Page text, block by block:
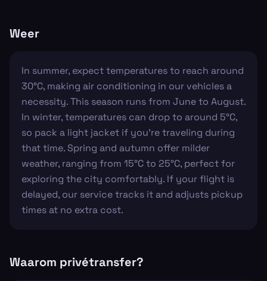
Weer
In summer, expect temperatures to reach around
30°C, making air conditioning in our vehicles a
necessity. This season runs from June to August.
In winter, temperatures can drop to around 5°C,
so pack a light jacket if you're traveling during
that time. Spring and autumn offer milder
weather, ranging from 15°C to 25°C, perfect for
exploring the city comfortably. If your flight is
delayed, our service tracks it and adjusts pickup
times at no extra cost.
Waarom privétransfer?